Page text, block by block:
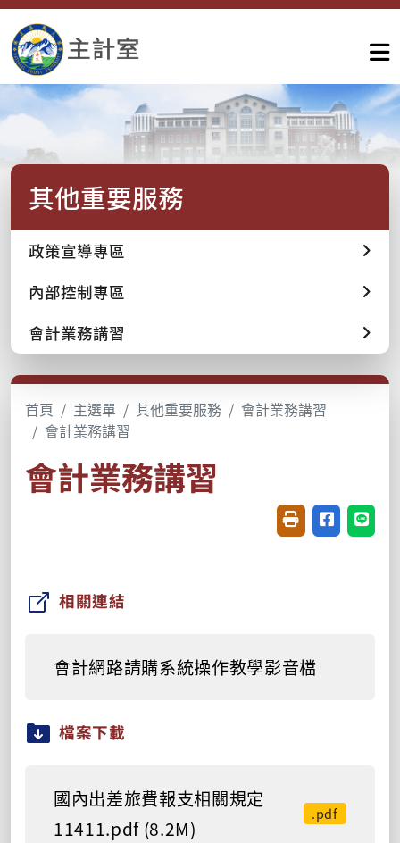
其他重要服務
政策宣導專區
內部控制專區
會計業務講習
首頁 主選單 其他重要服務
會計業務講習
會計業務講習
會計業務講習
友善列印(開新視
分享至臉書
分享
相關連結
會計網路請購系統操作教學影音檔
檔案下載
國內出差旅費報支相關規定
11411.pdf (8.2M)
.pdf